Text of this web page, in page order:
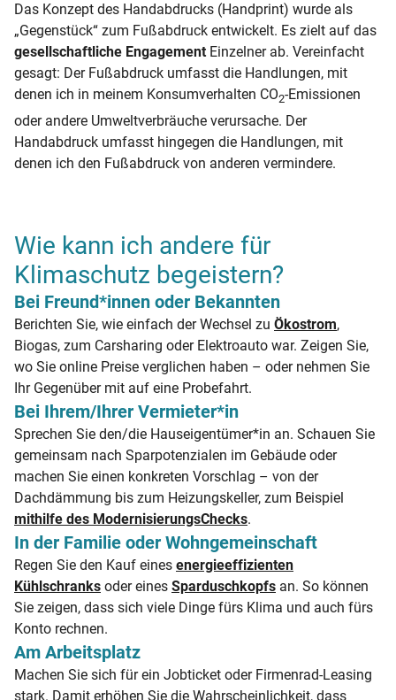
Das Konzept des Handabdrucks (Handprint) wurde als
„Gegenstück“ zum Fußabdruck entwickelt. Es zielt auf das
gesellschaftliche Engagement Einzelner ab. Vereinfacht
gesagt: Der Fußabdruck umfasst die Handlungen, mit
denen ich in meinem Konsumverhalten CO2-Emissionen
oder andere Umweltverbräuche verursache. Der
Handabdruck umfasst hingegen die Handlungen, mit
denen ich den Fußabdruck von anderen vermindere.
Wie kann ich andere für
Klimaschutz begeistern?
Bei Freund*innen oder Bekannten
Berichten Sie, wie einfach der Wechsel zu Ökostrom,
Biogas, zum Carsharing oder Elektroauto war. Zeigen Sie,
wo Sie online Preise verglichen haben – oder nehmen Sie
Ihr Gegenüber mit auf eine Probefahrt.
Bei Ihrem/Ihrer Vermieter*in
Sprechen Sie den/die Hauseigentümer*in an. Schauen Sie
gemeinsam nach Sparpotenzialen im Gebäude oder
machen Sie einen konkreten Vorschlag – von der
Dachdämmung bis zum Heizungskeller, zum Beispiel
mithilfe des ModernisierungsChecks.
In der Familie oder Wohngemeinschaft
Regen Sie den Kauf eines energieeffizienten
Kühlschranks oder eines Sparduschkopfs an. So können
Sie zeigen, dass sich viele Dinge fürs Klima und auch fürs
Konto rechnen.
Am Arbeitsplatz
Machen Sie sich für ein Jobticket oder Firmenrad-Leasing
stark. Damit erhöhen Sie die Wahrscheinlichkeit, dass